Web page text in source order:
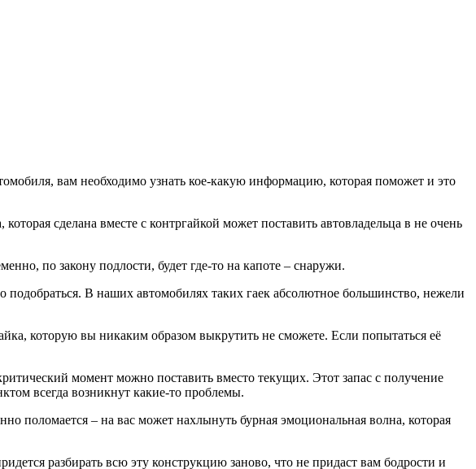
вам необходимо узнать кое-какую информацию, которая поможет и это
сделана вместе с контргайкой может поставить автовладельца в не очень
по закону подлости, будет где-то на капоте – снаружи.
В наших автомобилях таких гаек абсолютное большинство, нежели
которую вы никаким образом выкрутить не сможете. Если попытаться её
момент можно поставить вместо текущих. Этот запас с получение
всегда возникнут какие-то проблемы.
поломается – на вас может нахлынуть бурная эмоциональная волна, которая
разбирать всю эту конструкцию заново, что не придаст вам бодрости и